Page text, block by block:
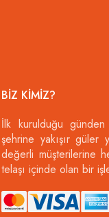
BIZ KIMIZ?
İlk kurulduğu
şehrine yakışır
değerli müşterilerine
telaşı içinde olan bir